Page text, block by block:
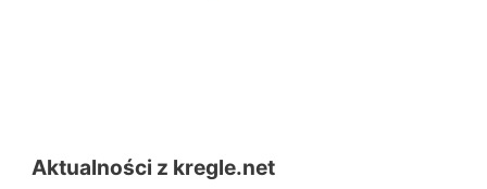
Aktualności z kregle.net